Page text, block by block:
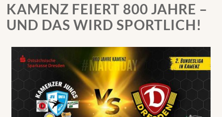
KAMENZ FEIERT 800 JAHRE –
UND DAS WIRD SPORTLICH!